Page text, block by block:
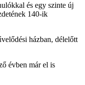
és egy szinte új
140-ik
házban, délelőtt
évben már el is